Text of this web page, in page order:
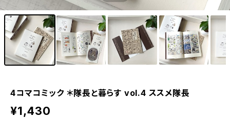
4コマコミック ＊隊長と暮らす vol.4 ススメ隊長
¥1,430